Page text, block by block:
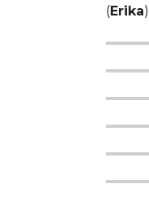
(Erika)